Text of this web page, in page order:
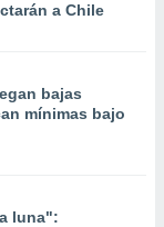
a Chile
bajas
mínimas bajo
luna":